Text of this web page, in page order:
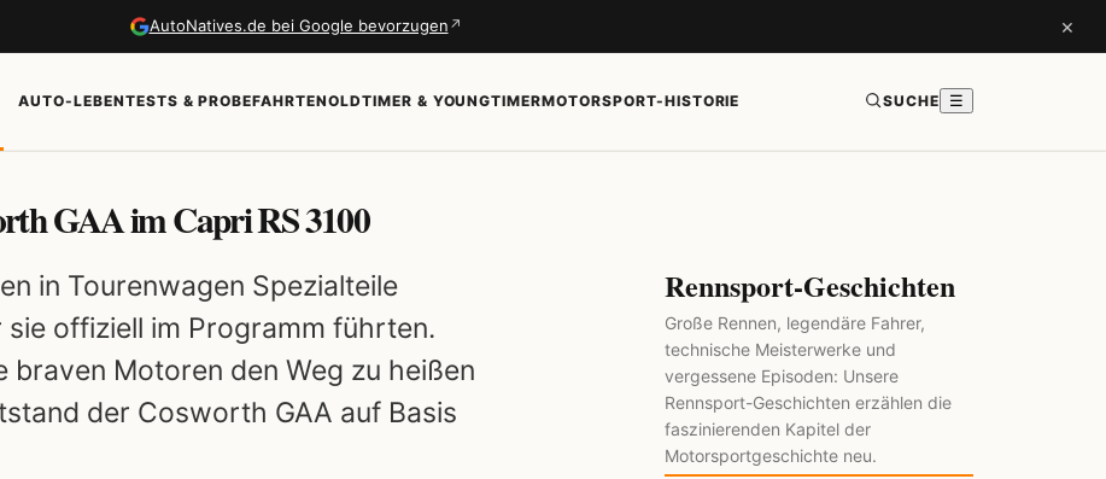
AutoNatives.de bei Google bevorzugen ↗ ×
AUTO-LEBENTESTS & PROBEFAHRTENOLDTIMER & YOUNGTIMERMOTORSPORT-HISTORIE SUCHE ☰
GAA im Capri RS 3100
in Tourenwagen Spezialteile
offiziell im Programm führten.
braven Motoren den Weg zu heißen
der Cosworth GAA auf Basis
Rennsport-Geschichten
Große Rennen, legendäre Fahrer,
technische Meisterwerke und
vergessene Episoden: Unsere
Rennsport-Geschichten erzählen die
faszinierenden Kapitel der
Motorsportgeschichte neu.